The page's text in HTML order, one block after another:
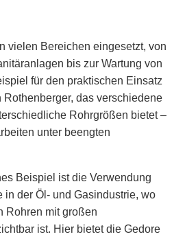
vielen Bereichen eingesetzt, von
bis zur Wartung von
für den praktischen Einsatz
Rothenberger, das verschiedene
Rohrgrößen bietet –
unter beengten
Beispiel ist die Verwendung
in der Öl- und Gasindustrie, wo
Rohren mit großen
ist. Hier bietet die Gedore